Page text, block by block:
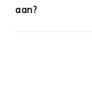
aan?